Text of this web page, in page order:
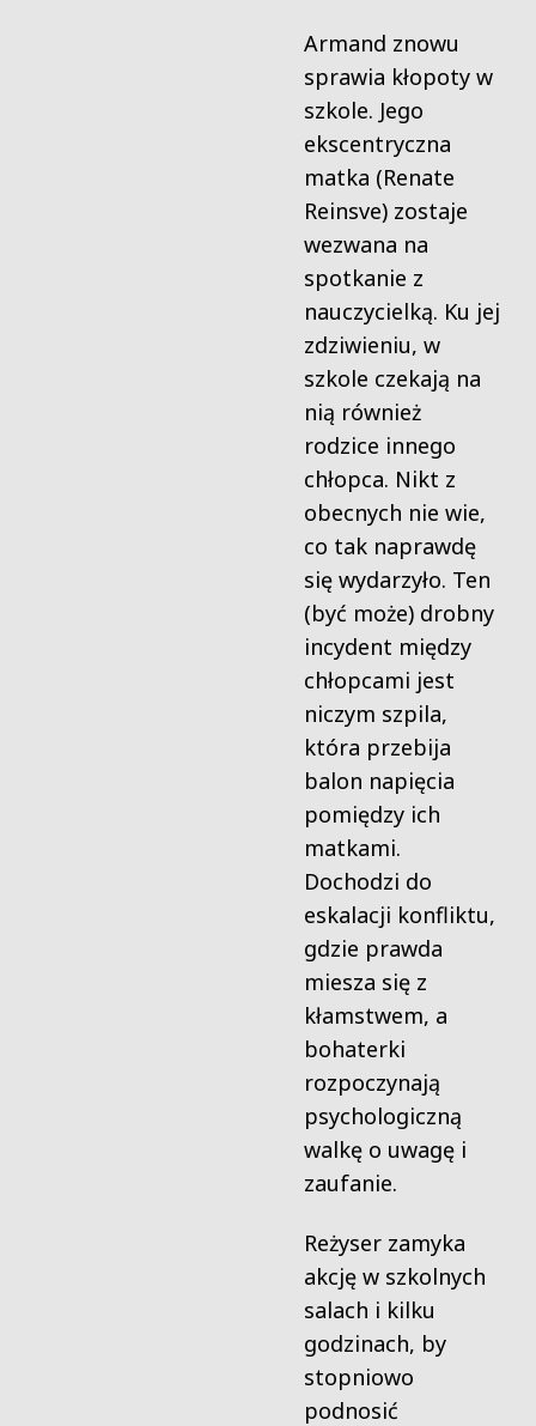
Armand znowu
sprawia kłopoty w
szkole. Jego
ekscentryczna
matka (Renate
Reinsve) zostaje
wezwana na
spotkanie z
nauczycielką. Ku jej
zdziwieniu, w
szkole czekają na
nią również
rodzice innego
chłopca. Nikt z
obecnych nie wie,
co tak naprawdę
się wydarzyło. Ten
(być może) drobny
incydent między
chłopcami jest
niczym szpila,
która przebija
balon napięcia
pomiędzy ich
matkami.
Dochodzi do
eskalacji konfliktu,
gdzie prawda
miesza się z
kłamstwem, a
bohaterki
rozpoczynają
psychologiczną
walkę o uwagę i
zaufanie.
Reżyser zamyka
akcję w szkolnych
salach i kilku
godzinach, by
stopniowo
podnosić